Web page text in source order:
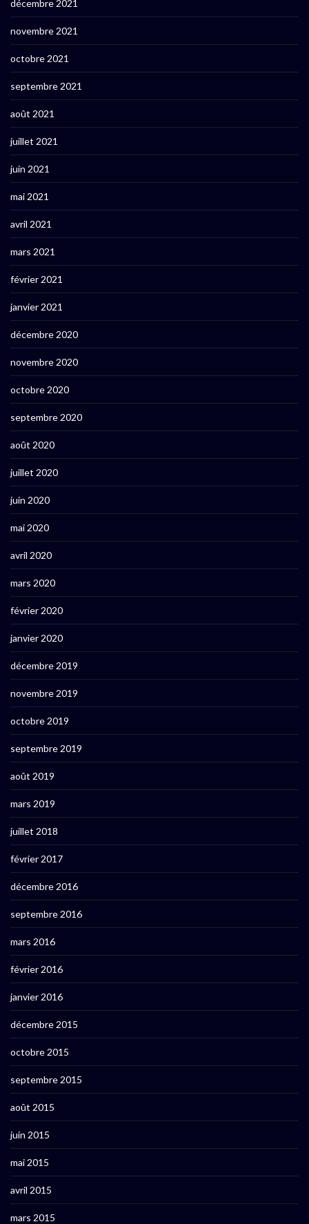
décembre 2021
novembre 2021
octobre 2021
septembre 2021
août 2021
juillet 2021
juin 2021
mai 2021
avril 2021
mars 2021
février 2021
janvier 2021
décembre 2020
novembre 2020
octobre 2020
septembre 2020
août 2020
juillet 2020
juin 2020
mai 2020
avril 2020
mars 2020
février 2020
janvier 2020
décembre 2019
novembre 2019
octobre 2019
septembre 2019
août 2019
mars 2019
juillet 2018
février 2017
décembre 2016
septembre 2016
mars 2016
février 2016
janvier 2016
décembre 2015
octobre 2015
septembre 2015
août 2015
juin 2015
mai 2015
avril 2015
mars 2015